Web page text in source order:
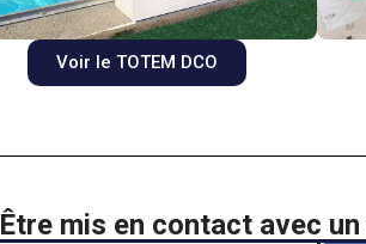
Voir le TOTEM DCO
Être mis en contact avec